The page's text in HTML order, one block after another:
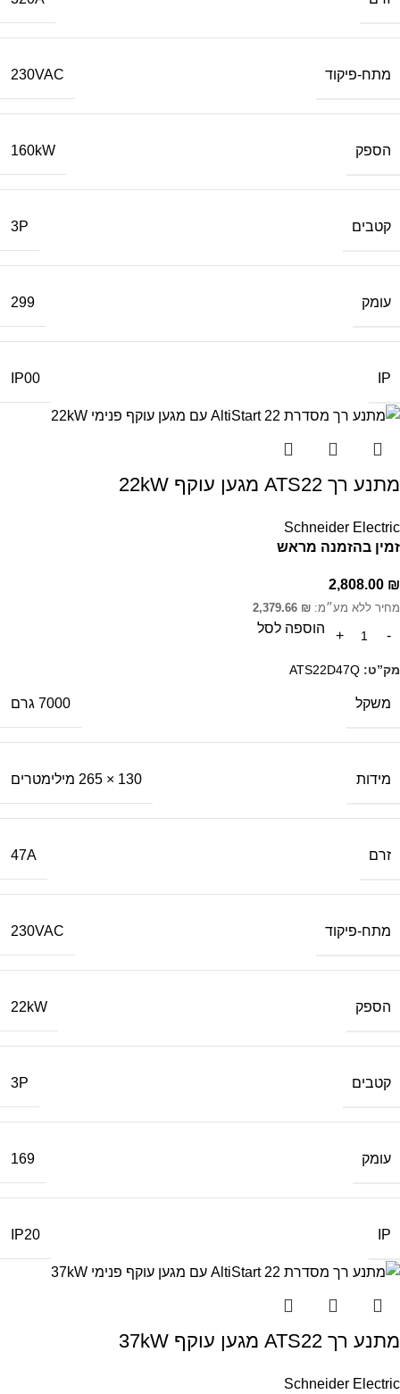
מתח-פיקוד 230VAC
הספק 160kW
קטבים 3P
עומק 299
IP
IP00
מתנע רך ATS22 מגען עוקף 22kW
Schneider Electric
זמין בהזמנה מראש
2,808.00 ₪
מחיר ללא מע״מ: 2,379.66 ₪
הוספה לסל
מק”ט: ATS22D47Q
משקל 7000 גרם
מידות 130 × 265 מילימטרים
זרם 47A
מתח-פיקוד 230VAC
הספק 22kW
קטבים 3P
עומק 169
IP
IP20
מתנע רך ATS22 מגען עוקף 37kW
Schneider Electric